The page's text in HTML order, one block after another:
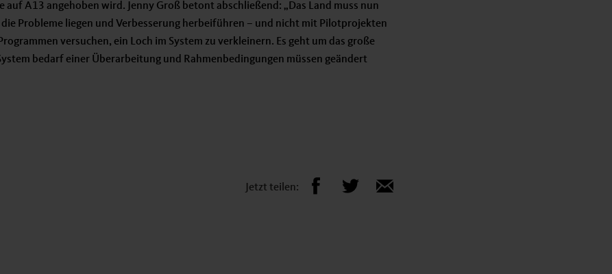
auf A13 angehoben wird. Jenny Groß betont abschließend: „Das Land muss nun
Probleme liegen und Verbesserung herbeiführen – und nicht mit Pilotprojekten
versuchen, ein Loch im System zu verkleinern. Es geht um das große
bedarf einer Überarbeitung und Rahmenbedingungen müssen geändert
Jetzt teilen: